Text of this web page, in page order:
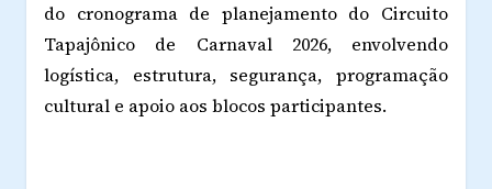
do cronograma de planejamento do Circuito
Tapajônico de Carnaval 2026, envolvendo
logística, estrutura, segurança, programação
cultural e apoio aos blocos participantes.